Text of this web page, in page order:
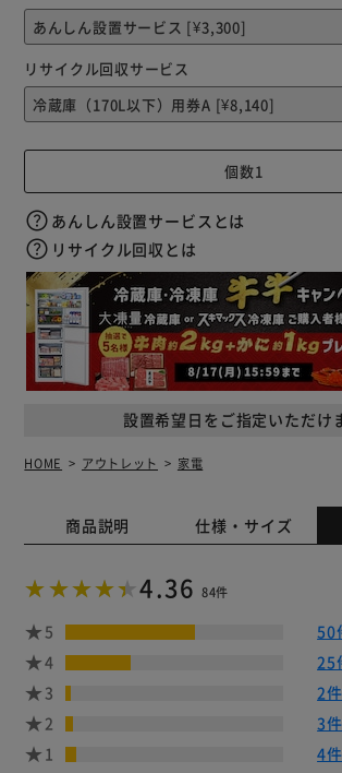
設置希望日をご指定いただけ
リサイクル回収サービス
あんしん設置サービスとは
リサイクル回収とは
HOME アウトレット 家電
商品説明 仕様・サイズ
4.36 84件
5
50
4
25
3
2件
2
3件
1
4件